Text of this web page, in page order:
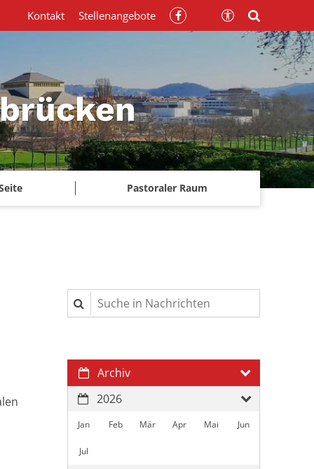
Pastoraler Raum
Kontakt Stellenangebote
Suche in Nachrichten
Archiv
2026
Jan Feb Mär Apr Mai Jun
Jul